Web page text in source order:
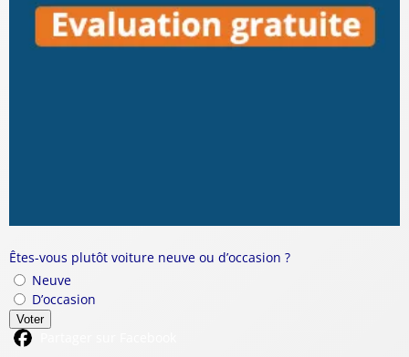
Êtes-vous plutôt voiture neuve ou d’occasion ?
Neuve
D’occasion
Voter